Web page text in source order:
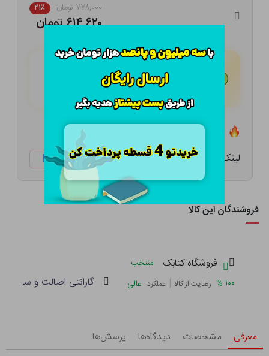
۷۷۸,۰۰۰ تومان ۲۱٪
۶۱۴,۶۲۰ تومان
هـر قسط با تــرب‌پــی: ۱۵۳,۶۵۵
تعداد ۳ عدد در انبار موجود است
لینک کوتاه: ketabtala.com/sbp-47910
فروشندگان این کالا
فروشگاه کتابک
منتخب
۱۰۰ % رضایت از کالا | عملکرد عالی گارانتی اصالت و سلامت
معرفی مشخصات دیدگاه‌ها پرسش‌ها